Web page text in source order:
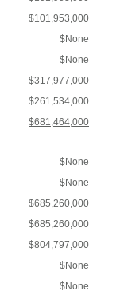
$101,953,000
$None
$None
$317,977,000
$261,534,000
$681,464,000
$None
$None
$685,260,000
$685,260,000
$804,797,000
$None
$None